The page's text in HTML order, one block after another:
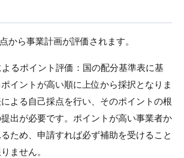
から事業計画が評価されます。
るポイント評価：国の配分基準表に基
イントが高い順に上位から採択となりま
よる自己採点を行い、そのポイントの根
出が必要です。ポイントが高い事業者か
ため、申請すれば必ず補助を受けること
ません。